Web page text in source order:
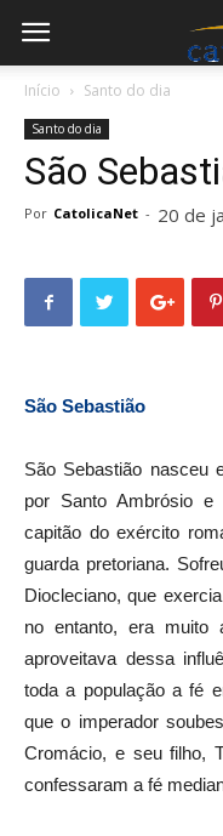
Início Santo do dia
Santo do dia
São
Por CatolicaNet - 20 de
São Sebastião
São Sebastião nasceu
por Santo Ambrósio e
capitão do exército
guarda pretoriana.
Diocleciano, que
no entanto, era muito
aproveitava dessa
toda a população a fé
que o imperador
Cromácio, e seu filho,
confessaram a fé